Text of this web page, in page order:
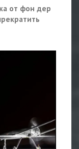
от фон дер